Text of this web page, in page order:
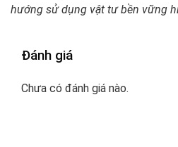
hướng sử dụng vật tư bền vững
Đánh giá
Chưa có đánh giá nào.